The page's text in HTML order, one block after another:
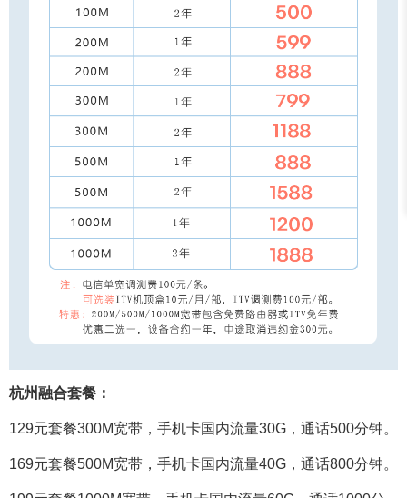
杭州融合套餐：
129元套餐300M宽带，手机卡国内流量30G，通话500分钟。
169元套餐500M宽带，手机卡国内流量40G，通话800分钟。